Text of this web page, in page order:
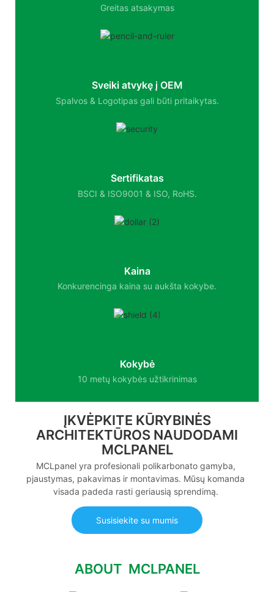
Greitas atsakymas
Sveiki atvykę į OEM
Spalvos & Logotipas gali būti pritaikytas.
Sertifikatas
BSCI & ISO9001 & ISO, RoHS.
Kaina
Konkurencinga kaina su aukšta kokybe.
Kokybė
10 metų kokybės užtikrinimas
ĮKVĖPKITE KŪRYBINĖS
ARCHITEKTŪROS NAUDODAMI
MCLPANEL
MCLpanel yra profesionali polikarbonato gamyba,
pjaustymas, pakavimas ir montavimas. Mūsų komanda
visada padeda rasti geriausią sprendimą.
Susisiekite su mumis
ABOUT MCLPANEL